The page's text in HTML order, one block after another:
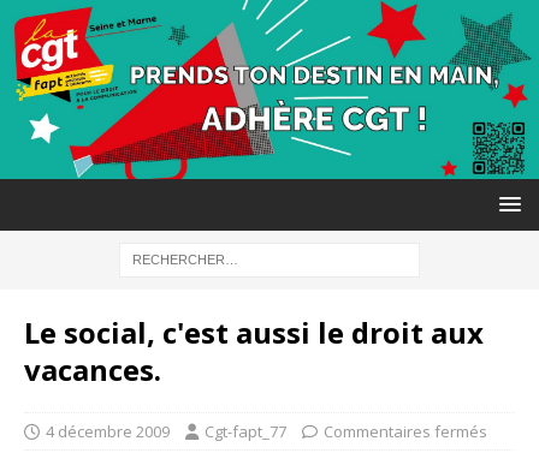
Le social, c'est aussi le droit aux
vacances.
4 décembre 2009 Cgt-fapt_77 Commentaires fermés